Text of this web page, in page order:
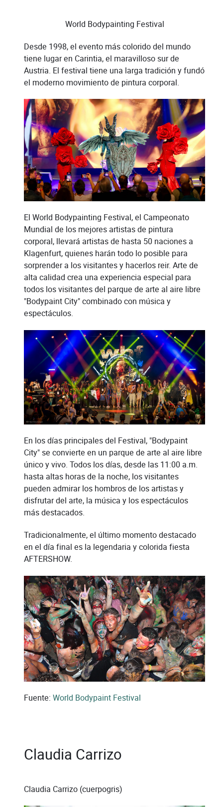
World Bodypainting Festival
Desde 1998, el evento más colorido del mundo
tiene lugar en Carintia, el maravilloso sur de
Austria. El festival tiene una larga tradición y fundó
el moderno movimiento de pintura corporal.
El World Bodypainting Festival, el Campeonato
Mundial de los mejores artistas de pintura
corporal, llevará artistas de hasta 50 naciones a
Klagenfurt, quienes harán todo lo posible para
sorprender a los visitantes y hacerlos reir. Arte de
alta calidad crea una experiencia especial para
todos los visitantes del parque de arte al aire libre
"Bodypaint City" combinado con música y
espectáculos.
En los días principales del Festival, "Bodypaint
City" se convierte en un parque de arte al aire libre
único y vivo. Todos los días, desde las 11:00 a.m.
hasta altas horas de la noche, los visitantes
pueden admirar los hombros de los artistas y
disfrutar del arte, la música y los espectáculos
más destacados.
Tradicionalmente, el último momento destacado
en el día final es la legendaria y colorida fiesta
AFTERSHOW.
Fuente: World Bodypaint Festival
Claudia Carrizo
Claudia Carrizo (cuerpogris)